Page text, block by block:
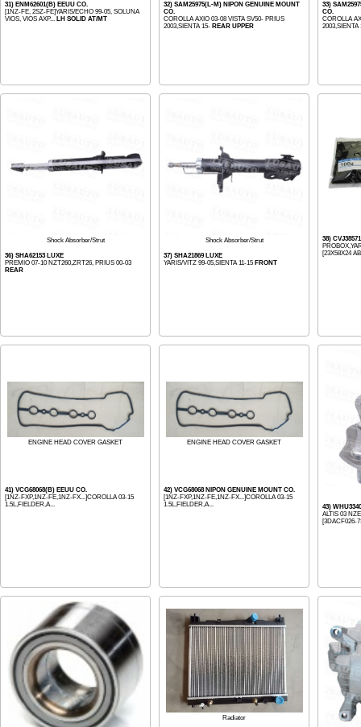
31) ENM62601(B) EEUU CO.
[1NZ-FE, 2SZ-FE]YARIS/ECHO 99-05, SOLUNA
VIOS, VIOS AXP... LH SOLID AT/MT
32) SAM25975(L-M) NIPON GENUINE MOUNT
CO.
COROLLA AXIO 03-08 VISTA SV50- PRIUS
2003,SIENTA 15- REAR UPPER
33)
CO.
COROLLA
2003,SIENTA
Shock Absorber/Strut
36) SHA62153 LUXE
PREMIO 07-10 NZT260,ZRT26, PRIUS 00-03
REAR
Shock Absorber/Strut
37) SHA21869 LUXE
YARIS/VITZ 99-05,SIENTA 11-15 FRONT
38)
[23X58X24
ENGINE HEAD COVER GASKET
41) VCG68068(B) EEUU CO.
[1NZ-FXP,1NZ-FE,1NZ-FX...]COROLLA 03-15
1.5L,FIELDER,A...
ENGINE HEAD COVER GASKET
42) VCG68068 NIPON GENUINE MOUNT CO.
[1NZ-FXP,1NZ-FE,1NZ-FX...]COROLLA 03-15
1.5L,FIELDER,A...
43)
ALTIS 03
[3DACF026-
Radiator